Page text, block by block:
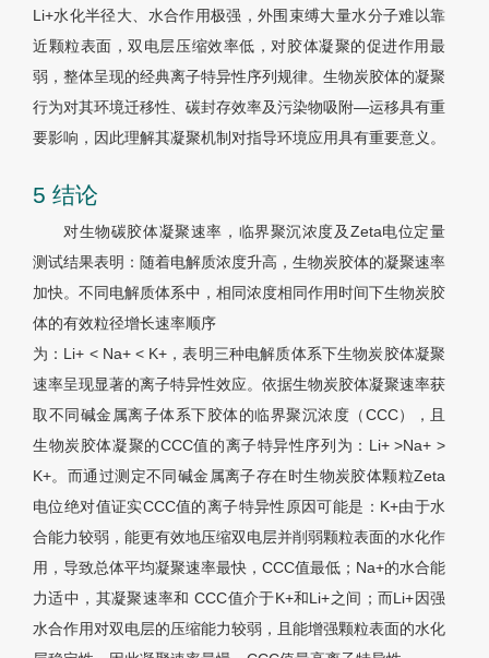
Li+水化半径大、水合作用极强，外围束缚大量水分子难以靠
近颗粒表面，双电层压缩效率低，对胶体凝聚的促进作用最
弱，整体呈现的经典离子特异性序列规律。生物炭胶体的凝聚
行为对其环境迁移性、碳封存效率及污染物吸附—运移具有重
要影响，因此理解其凝聚机制对指导环境应用具有重要意义。
5 结论
对生物碳胶体凝聚速率，临界聚沉浓度及Zeta电位定量
测试结果表明：随着电解质浓度升高，生物炭胶体的凝聚速率
加快。不同电解质体系中，相同浓度相同作用时间下生物炭胶
体的有效粒径增长速率顺序
为：Li+ < Na+ < K+，表明三种电解质体系下生物炭胶体凝聚
速率呈现显著的离子特异性效应。依据生物炭胶体凝聚速率获
取不同碱金属离子体系下胶体的临界聚沉浓度（CCC），且
生物炭胶体凝聚的CCC值的离子特异性序列为：Li+ >Na+ >
K+。而通过测定不同碱金属离子存在时生物炭胶体颗粒Zeta
电位绝对值证实CCC值的离子特异性原因可能是：K+由于水
合能力较弱，能更有效地压缩双电层并削弱颗粒表面的水化作
用，导致总体平均凝聚速率最快，CCC值最低；Na+的水合能
力适中，其凝聚速率和 CCC值介于K+和Li+之间；而Li+因强
水合作用对双电层的压缩能力较弱，且能增强颗粒表面的水化